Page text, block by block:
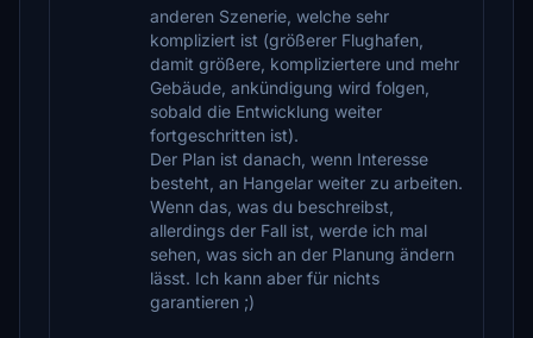
anderen Szenerie, welche sehr
kompliziert ist (größerer Flughafen,
damit größere, kompliziertere und mehr
Gebäude, ankündigung wird folgen,
sobald die Entwicklung weiter
fortgeschritten ist).
Der Plan ist danach, wenn Interesse
besteht, an Hangelar weiter zu arbeiten.
Wenn das, was du beschreibst,
allerdings der Fall ist, werde ich mal
sehen, was sich an der Planung ändern
lässt. Ich kann aber für nichts
garantieren ;)